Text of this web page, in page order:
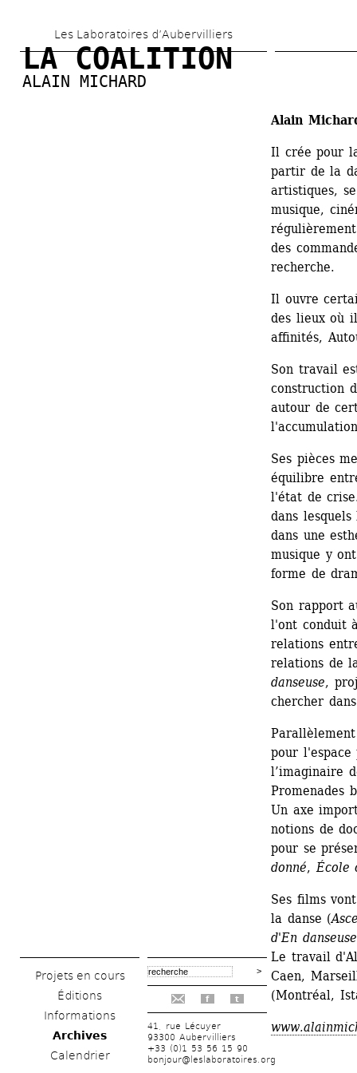
au
contenu
principal
Les Laboratoires d’Aubervilliers
LA COALITION
ALAIN MICHARD
Projets en cours
Éditions
Informations
Archives
Calendrier
f t
41, rue Lécuyer
93300 Aubervilliers
+33 (0)1 53 56 15 90
bonjour@leslaboratoires.org
Alain
Il crée pour
partir de la
artistiques,
musique,
des
recherche.
Il ouvre
des lieux où
affinités,
Son travail
construction
autour de
Ses pièces
équilibre
l'état de
dans
dans une
musique y
forme de
Son rapport
l'ont conduit
relations
relations de
danseuse,
chercher
pour
l’imaginaire
Promenades
Un axe
notions de
pour se
donné, École
Ses films
la danse (
d'En danseuse
Le travail
Caen,
(Montréal,